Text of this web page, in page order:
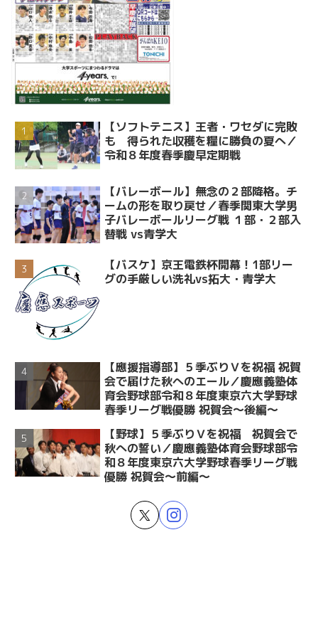
【ソフトテニス】王者・ワセダに完敗
も 得られた収穫を糧に勝負の夏へ／
令和８年度春季慶早定期戦
【バレーボール】無念の２部降格。チ
ームの形を取り戻せ／春季関東大学男
子バレーボールリーグ戦 １部・２部入
替戦 vs青学大
【バスケ】京王電鉄杯開幕！1部リー
グの手厳しい洗礼vs拓大・青学大
【應援指導部】５季ぶりＶを祝福 祝賀
会で届けた秋へのエール／慶應義塾体
育会野球部令和８年度東京六大学野球
春季リーグ戦優勝 祝賀会～後編～
【野球】５季ぶりＶを祝福 祝賀会で
秋への誓い／慶應義塾体育会野球部令
和８年度東京六大学野球春季リーグ戦
優勝 祝賀会～前編～